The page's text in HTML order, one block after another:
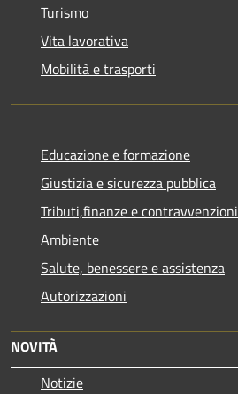
Turismo
Vita lavorativa
Mobilità e trasporti
Educazione e formazione
Giustizia e sicurezza pubblica
Tributi,finanze e contravvenzioni
Ambiente
Salute, benessere e assistenza
Autorizzazioni
NOVITÀ
Notizie